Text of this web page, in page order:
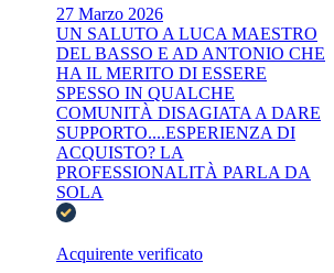
27 Marzo 2026
UN SALUTO A LUCA MAESTRO
DEL BASSO E AD ANTONIO CHE
HA IL MERITO DI ESSERE
SPESSO IN QUALCHE
COMUNITÀ DISAGIATA A DARE
SUPPORTO....ESPERIENZA DI
ACQUISTO? LA
PROFESSIONALITÀ PARLA DA
SOLA
Acquirente verificato